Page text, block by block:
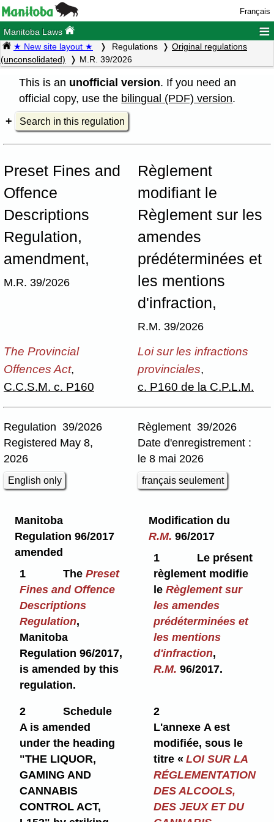
Français
Manitoba Laws ≡
★ New site layout ★ Regulations
Original regulations
(unconsolidated)
M.R. 39/2026
This is an unofficial version. If you need an
official copy, use the bilingual (PDF) version.
Search in this regulation
Preset Fines and
Offence
Descriptions
Regulation,
amendment,
M.R. 39/2026
Règlement
modifiant le
Règlement sur les
amendes
prédéterminées et
les mentions
d'infraction,
R.M. 39/2026
The Provincial
Offences Act,
C.C.S.M. c. P160
Loi sur les infractions
provinciales,
c. P160 de la C.P.L.M.
Regulation 39/2026
Registered May 8,
2026
English only
Règlement 39/2026
Date d'enregistrement :
le 8 mai 2026
français seulement
Manitoba
Regulation 96/2017
amended
1
The Preset
Fines and Offence
Descriptions
Regulation,
Manitoba
Regulation 96/2017,
is amended by this
regulation.
Modification du
R.M. 96/2017
1
Le présent
règlement modifie
leRèglement sur
les amendes
prédéterminées et
les mentions
d'infraction,
R.M.96/2017.
2
Schedule
A is amended
under the heading
"THE LIQUOR,
GAMING AND
CANNABIS
CONTROL ACT,
2
L'annexe A est
modifiée, sous le
titre «LOI SUR LA
RÉGLEMENTATION
DES ALCOOLS,
DES JEUX ET DU